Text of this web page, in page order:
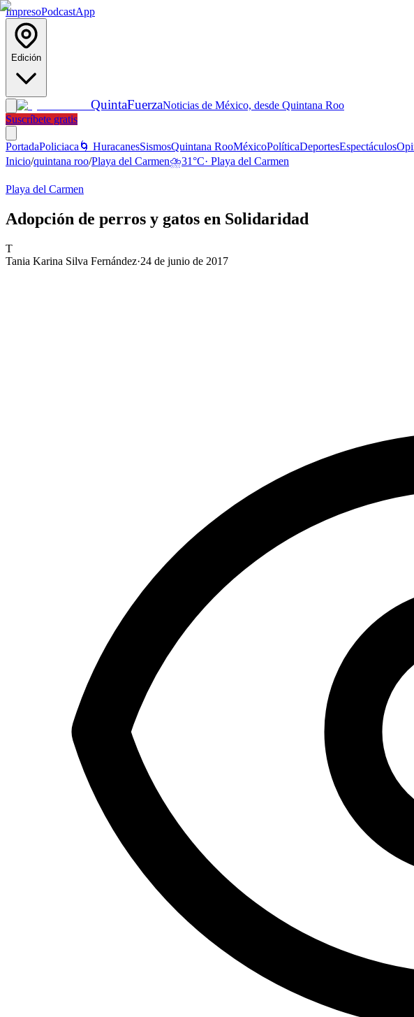
ImpresoPodcastApp
Edición
QuintaFuerzaNoticias de México, desde Quintana Roo
Suscríbete gratis
PortadaPoliciaca 🌀 HuracanesSismosQuintana RooMéxicoPolíticaDeportesEspectáculos
Inicio/quintana roo/Playa del Carmen⛈️31°C· Playa del Carmen
Playa del Carmen
Adopción de perros y gatos en Solidaridad
T
Tania Karina Silva Fernández·24 de junio de 2017